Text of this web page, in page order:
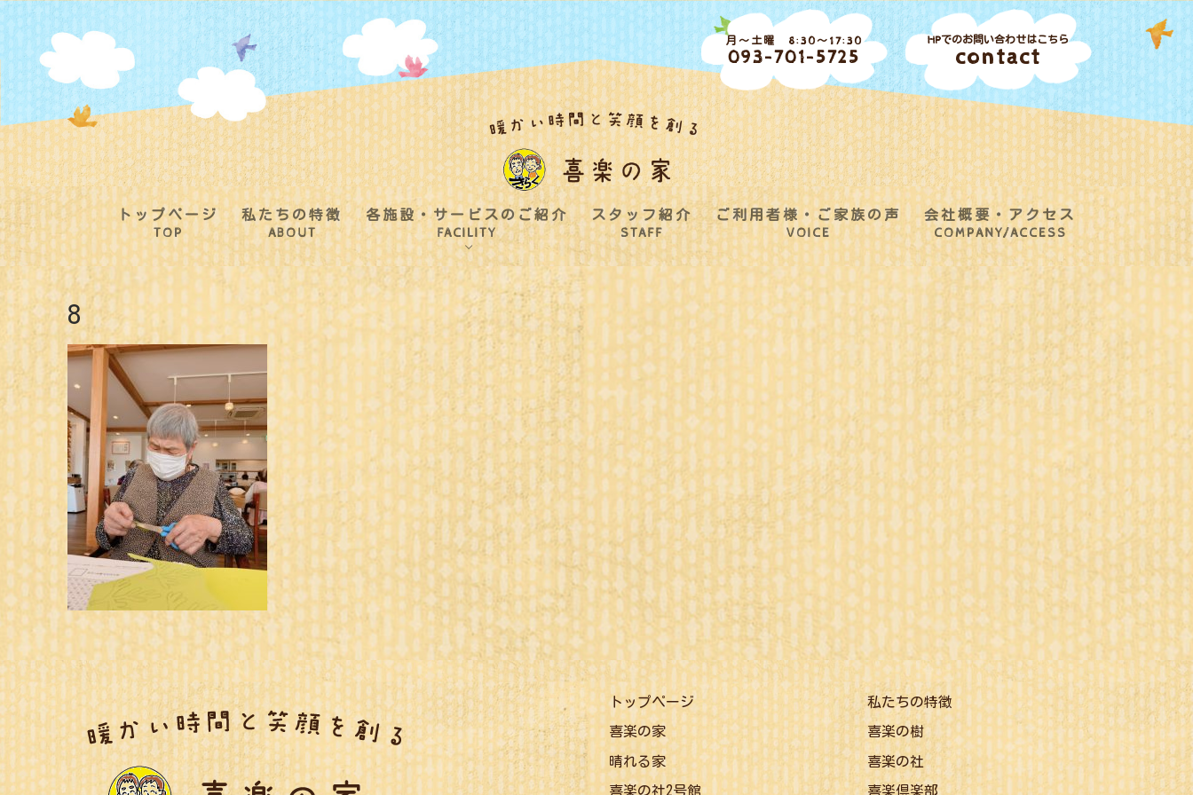
コ
ツ
ス
キ
ッ
プ
月～土曜 8:30～17:30
093-701-5725
HPでのお問い合わせはこちら
contact
トップページ
TOP
私たちの特徴
ABOUT
各施設・サービスのご紹介
FACILITY
スタッフ紹介
STAFF
ご利用者様・ご家族の声
VOICE
会社概要・アクセス
COMPANY/ACCESS
8
トップページ 私たちの特徴
喜楽の家 喜楽の樹
晴れる家 喜楽の社
喜楽の社2号館 喜楽倶楽部